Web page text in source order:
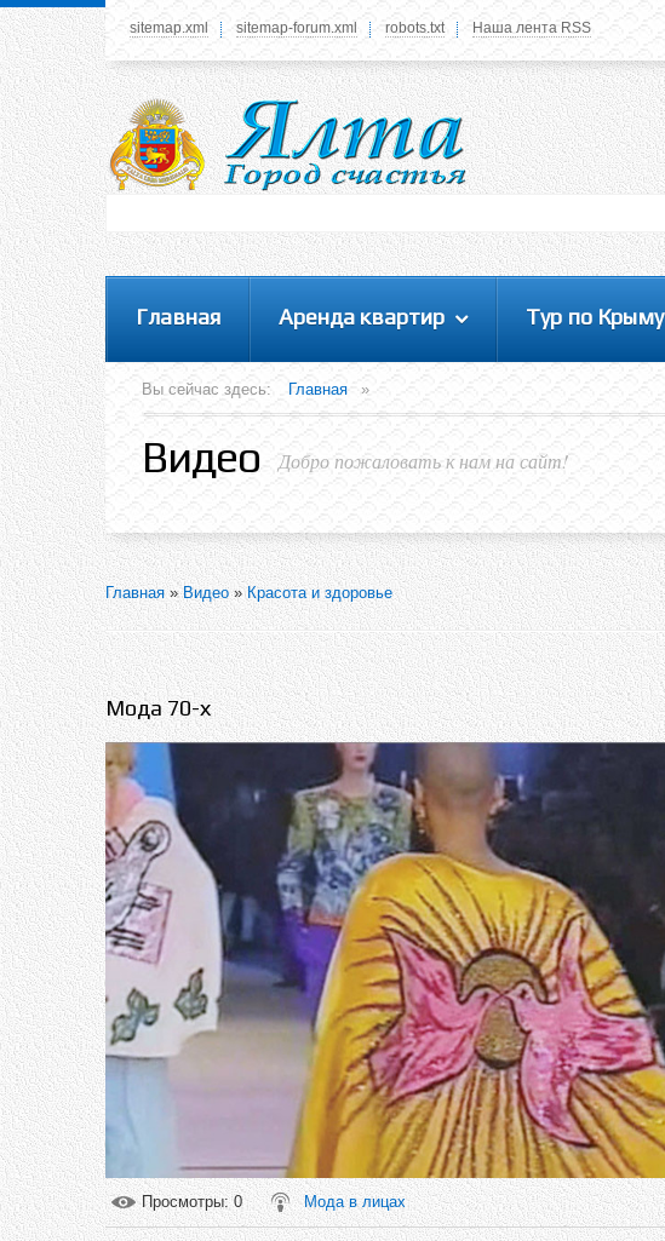
У вас нет прав просматривать данное меню,
пожалуйста, войдите на сайт под своим
логином или зарегестрируйтесь! Это позволит
вам пользоваться всеми функциями нашего
sitemap.xml sitemap-forum.xml robots.txt Наша лента RSS
Главная Аренда квартир Тур по Крыму
Вы сейчас здесь: Главная »
Видео Добро пожаловать к нам на сайт!
Главная»Видео»Красота и здоровье
Мода 70-х
Просмотры: 0 Мода в лицах